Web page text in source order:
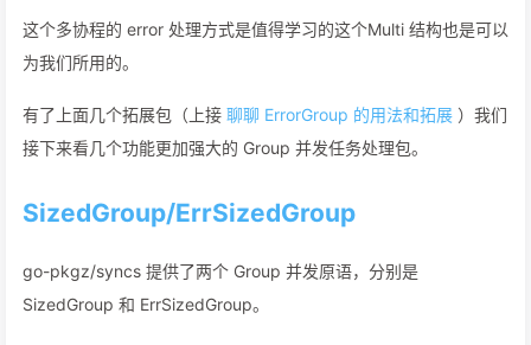
这个多协程的 error 处理方式是值得学习的这个Multi 结构也是可以
为我们所用的。
有了上面几个拓展包（上接 聊聊 ErrorGroup 的用法和拓展 ）我们
接下来看几个功能更加强大的 Group 并发任务处理包。
SizedGroup/ErrSizedGroup
go-pkgz/syncs 提供了两个 Group 并发原语，分别是
SizedGroup 和 ErrSizedGroup。